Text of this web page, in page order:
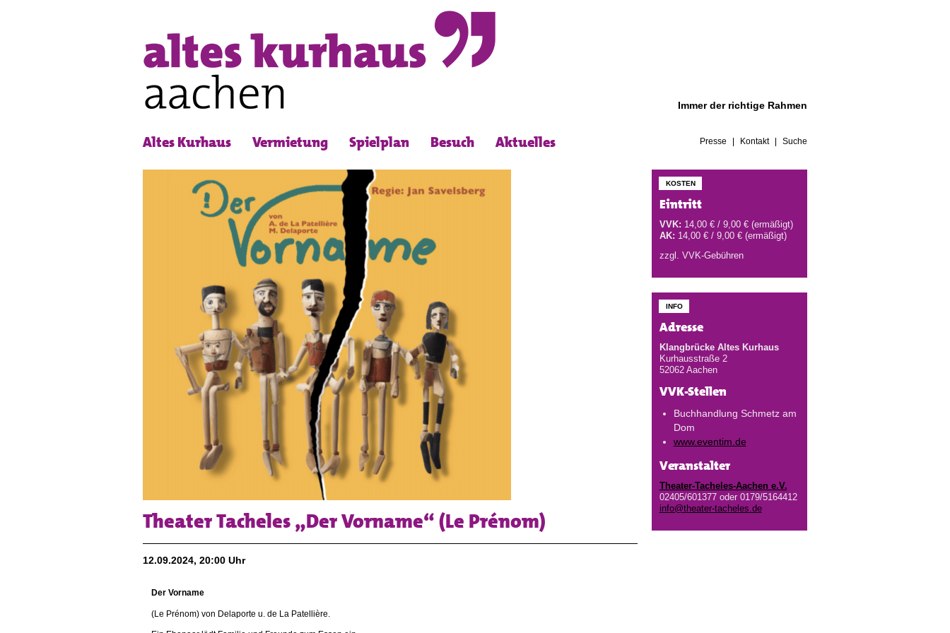
Immer der richtige Rahmen
Altes Kurhaus Vermietung Spielplan Besuch Aktuelles Presse Kontakt Suche
Theater Tacheles „Der Vorname“ (Le Prénom)
12.09.2024, 20:00 Uhr
Der Vorname
(Le Prénom) von Delaporte u. de La Patellière.
KOSTEN
Eintritt
VVK: 14,00 € / 9,00 € (ermäßigt)
AK: 14,00 € / 9,00 € (ermäßigt)
zzgl. VVK-Gebühren
INFO
Adresse
Klangbrücke Altes Kurhaus
Kurhausstraße 2
52062 Aachen
VVK-Stellen
Buchhandlung Schmetz am
Dom
www.eventim.de
Veranstalter
Theater-Tacheles-Aachen e.V.
02405/601377 oder 0179/5164412
info@theater-tacheles.de